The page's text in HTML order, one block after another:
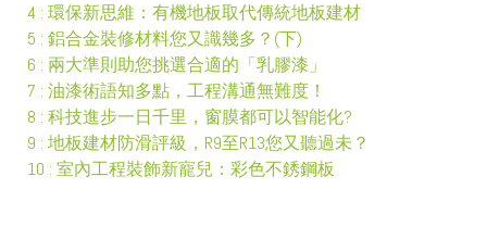
4 : 環保新思維：有機地板取代傳統地板建材
5 : 鋁合金裝修材料您又識幾多？(下)
6 : 兩大準則助您挑選合適的「乳膠漆」
7 : 油漆術語知多點，工程溝通無難度！
8 : 科技進步一日千里，窗膜都可以智能化?
9 : 地板建材防滑評級，R9至R13您又聽過未？
10 : 室內工程裝飾新寵兒：彩色不銹鋼板